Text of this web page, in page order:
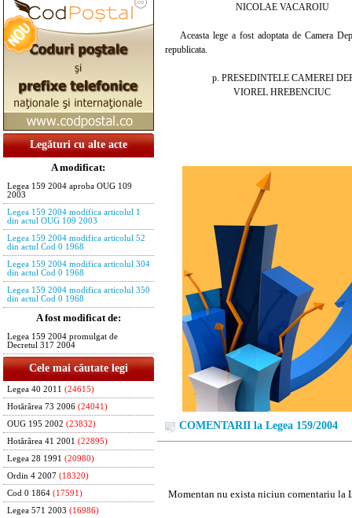
Legături cu alte acte
A modificat:
Legea 159 2004 aproba OUG 109
2003
Legea 159 2004 modifica articolul 1
din actul OUG 109 2003
Legea 159 2004 modifica articolul 52
din actul Cod 0 1968
Legea 159 2004 modifica articolul 304
din actul Cod 0 1968
Legea 159 2004 modifica articolul 350
din actul Cod 0 1968
A fost modificat de:
Legea 159 2004 promulgat de
Decretul 317 2004
Cele mai căutate legi
Legea 40 2011 (24615)
Hotărârea 73 2006 (24041)
OUG 195 2002 (23832)
Hotărârea 41 2001 (22895)
Legea 28 1991 (20980)
Ordin 4 2007 (18320)
Cod 0 1864 (17591)
Legea 571 2003 (16986)
NICOLAE VACAROIU
Aceasta lege a fost adoptata de Camera
republicata.
p. PRESEDINTELE CAMEREI
VIOREL HREBENCIUC
COMENTARII la Legea 159/2004
Momentan nu exista niciun comentariu la